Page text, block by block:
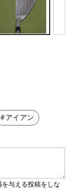
#アイアン